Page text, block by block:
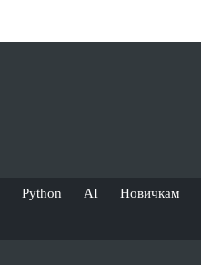
Python AI Новичкам